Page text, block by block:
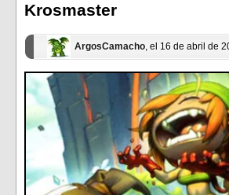
Krosmaster
ArgosCamacho, el 16 de abril de